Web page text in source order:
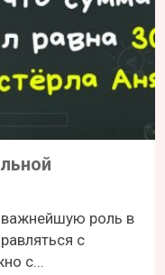
роль в
с
с...